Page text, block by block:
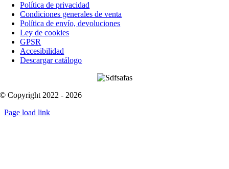
Política de privacidad
Condiciones generales de venta
Política de envío, devoluciones
Ley de cookies
GPSR
Accesibilidad
Descargar catálogo
© Copyright 2022 - 2026
Page load link